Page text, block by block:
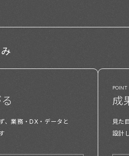
、業務・DX・データと
POINT
成
見た
設計